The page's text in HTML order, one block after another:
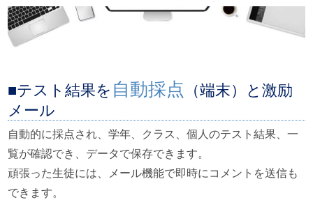
テスト結果を 自動採点 （端末）と激励
メール
自動的に採点され、学年、クラス、個人のテスト結果、一
覧が確認でき、データで保存できます。
頑張った生徒には、メール機能で即時にコメントを送信も
できます。